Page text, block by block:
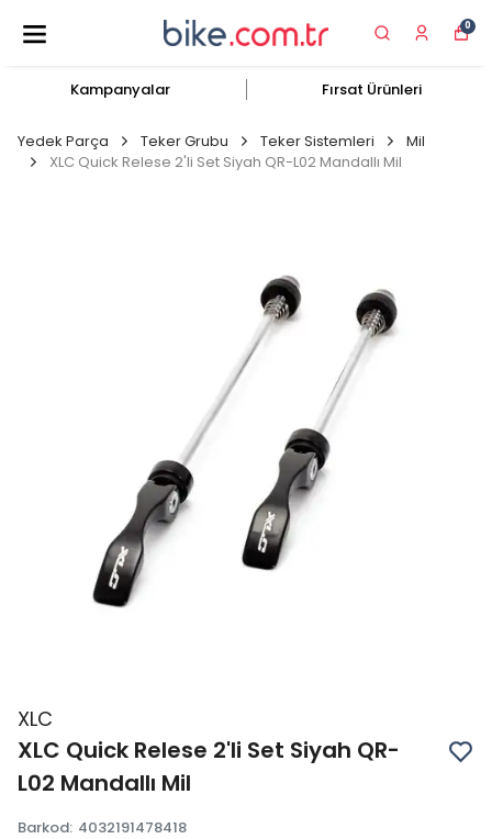
0
Kampanyalar Fırsat Ürünleri
Yedek Parça Teker Grubu Teker Sistemleri
Mil
XLC Quick Relese 2'li Set Siyah QR-L02 Mandallı Mil
XLC
XLC Quick Relese 2'li Set Siyah QR-
L02 Mandallı Mil
Barkod: 4032191478418